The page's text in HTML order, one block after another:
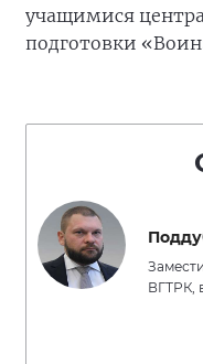
учащимися
подготовки
ВГТРК,